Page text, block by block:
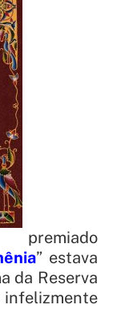
” estava
da Reserva